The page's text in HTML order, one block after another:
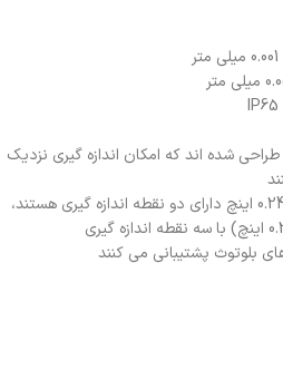
شده اند که امکان اندازه گیری نزدیک
مدل های تا و شامل 6 میلی متر / 0.24 اینچ دارای دو نقطه اندازه گیری هستند،
بلوتوث پشتیبانی می کنند